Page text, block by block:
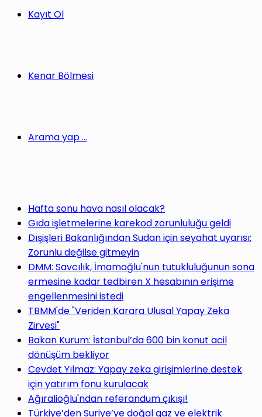
Kayıt Ol
Kenar Bölmesi
Arama yap ...
Hafta sonu hava nasıl olacak?
Gıda işletmelerine karekod zorunluluğu geldi
Dışişleri Bakanlığından Sudan için seyahat uyarısı:
Zorunlu değilse gitmeyin
DMM: Savcılık, İmamoğlu'nun tutukluluğunun sona
ermesine kadar tedbiren X hesabının erişime
engellenmesini istedi
TBMM'de "Veriden Karara Ulusal Yapay Zeka
Zirvesi"
Bakan Kurum: İstanbul’da 600 bin konut acil
dönüşüm bekliyor
Cevdet Yılmaz: Yapay zeka girişimlerine destek
için yatırım fonu kurulacak
Ağıralioğlu'ndan referandum çıkışı!
Türkiye’den Suriye’ye doğal gaz ve elektrik